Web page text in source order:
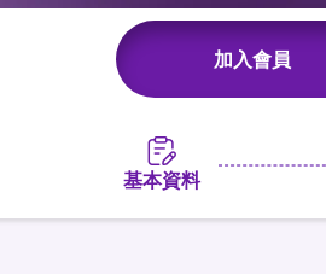
加入會員
基本資料